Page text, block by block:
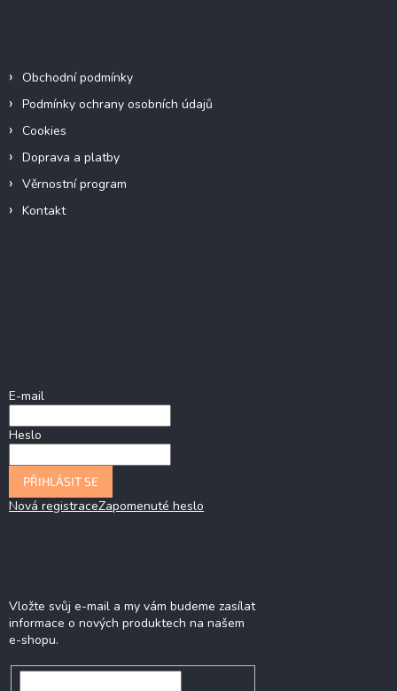
Obchodní podmínky
Podmínky ochrany osobních údajů
Cookies
Doprava a platby
Věrnostní program
Kontakt
E-mail
Heslo
PŘIHLÁSIT SE
Nová registraceZapomenuté heslo
Vložte svůj e-mail a my vám budeme zasílat
informace o nových produktech na našem
e-shopu.